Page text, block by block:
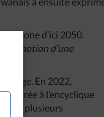
d’ici 2050.
promotion d’une
Siège. En 2022,
à l’encyclique
de plusieurs